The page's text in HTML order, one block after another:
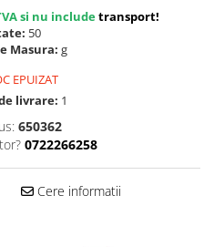
si nu includetransport!
50
Masura: g
EPUIZAT
livrare: 1
650362
0722266258
Cere informatii